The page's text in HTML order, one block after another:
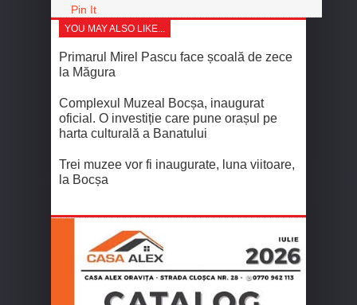
Pin It
YOU MAY ALSO LIKE...
Primarul Mirel Pascu face școală de zece
la Măgura
Complexul Muzeal Bocșa, inaugurat
oficial. O investiție care pune orașul pe
harta culturală a Banatului
Trei muzee vor fi inaugurate, luna viitoare,
la Bocșa